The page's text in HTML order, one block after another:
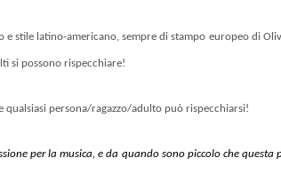
stile latino-americano, sempre di stampo europeo di
si possono rispecchiare!
persona/ragazzo/adulto può rispecchiarsi!
per la musica, e da quando sono piccolo che questa